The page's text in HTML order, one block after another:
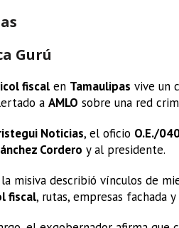
Gurú
fiscal en Tamaulipas vive un
a AMLO sobre una red
Noticias, el oficio O.E./
Cordero y al presidente.
la misiva describió vínculos de
fiscal, rutas, empresas fachada